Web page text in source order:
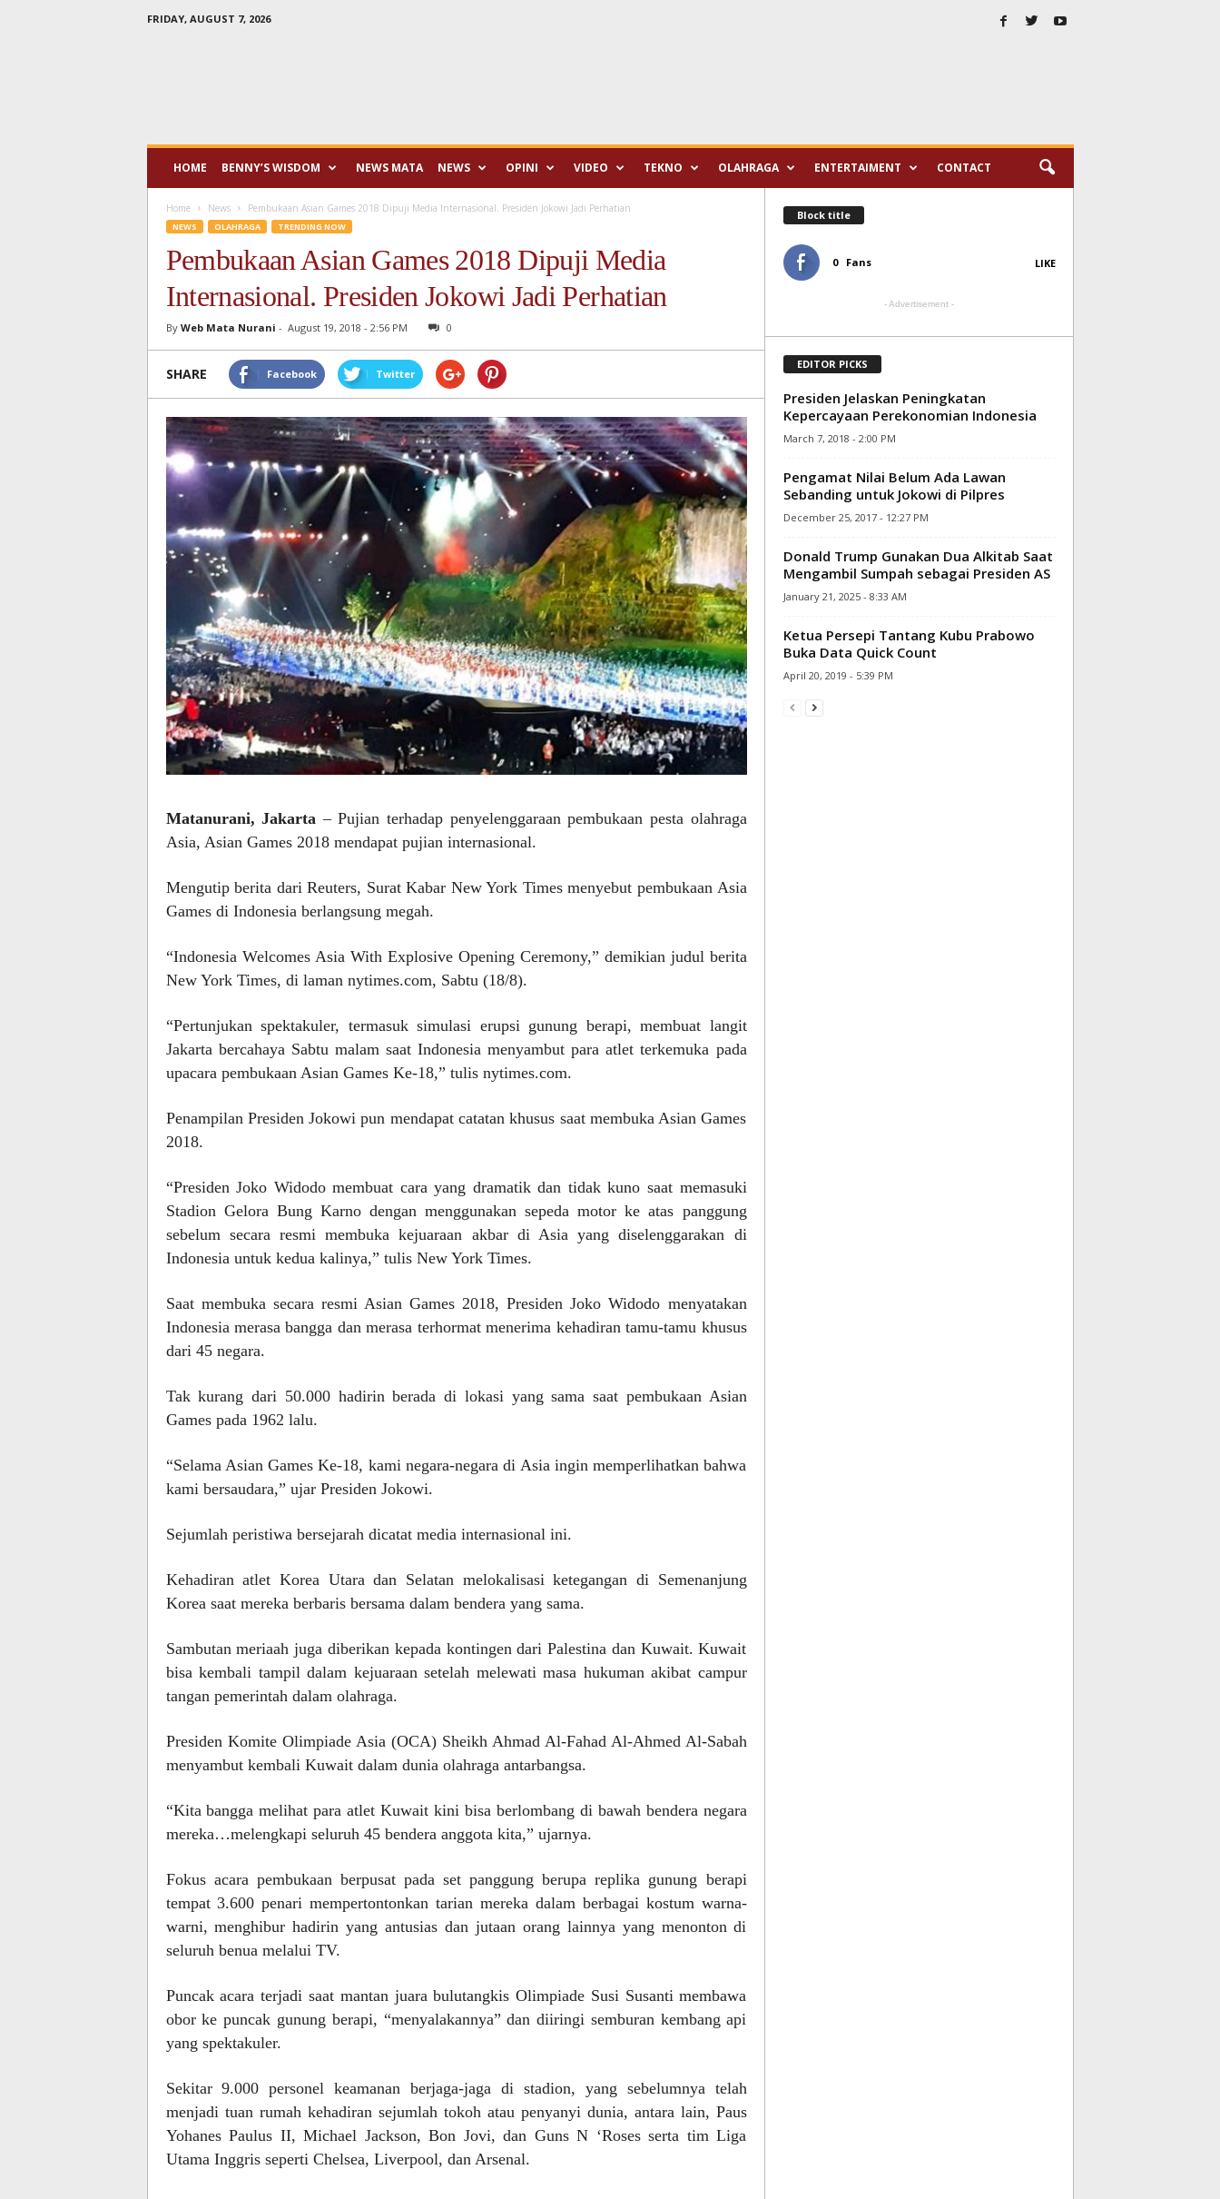
FRIDAY, AUGUST 7, 2026
HOME BENNY’S WISDOM NEWS MATA NEWS OPINI VIDEO TEKNO OLAHRAGA ENTERTAIMENT CONTACT
Home News Pembukaan Asian Games 2018 Dipuji Media Internasional. Presiden Jokowi Jadi Perhatian
NEWS OLAHRAGA TRENDING NOW
Pembukaan Asian Games 2018 Dipuji Media
Internasional. Presiden Jokowi Jadi Perhatian
By Web Mata Nurani - August 19, 2018 - 2:56 PM 0
SHARE Facebook Twitter
Matanurani, Jakarta – Pujian terhadap penyelenggaraan pembukaan pesta olahraga
Asia, Asian Games 2018 mendapat pujian internasional.
Mengutip berita dari Reuters, Surat Kabar New York Times menyebut pembukaan Asia
Games di Indonesia berlangsung megah.
“Indonesia Welcomes Asia With Explosive Opening Ceremony,” demikian judul berita
New York Times, di laman nytimes.com, Sabtu (18/8).
“Pertunjukan spektakuler, termasuk simulasi erupsi gunung berapi, membuat langit
Jakarta bercahaya Sabtu malam saat Indonesia menyambut para atlet terkemuka pada
upacara pembukaan Asian Games Ke-18,” tulis nytimes.com.
Penampilan Presiden Jokowi pun mendapat catatan khusus saat membuka Asian Games
2018.
“Presiden Joko Widodo membuat cara yang dramatik dan tidak kuno saat memasuki
Stadion Gelora Bung Karno dengan menggunakan sepeda motor ke atas panggung
sebelum secara resmi membuka kejuaraan akbar di Asia yang diselenggarakan di
Indonesia untuk kedua kalinya,” tulis New York Times.
Saat membuka secara resmi Asian Games 2018, Presiden Joko Widodo menyatakan
Indonesia merasa bangga dan merasa terhormat menerima kehadiran tamu-tamu khusus
dari 45 negara.
Tak kurang dari 50.000 hadirin berada di lokasi yang sama saat pembukaan Asian
Games pada 1962 lalu.
“Selama Asian Games Ke-18, kami negara-negara di Asia ingin memperlihatkan bahwa
kami bersaudara,” ujar Presiden Jokowi.
Sejumlah peristiwa bersejarah dicatat media internasional ini.
Kehadiran atlet Korea Utara dan Selatan melokalisasi ketegangan di Semenanjung
Korea saat mereka berbaris bersama dalam bendera yang sama.
Sambutan meriaah juga diberikan kepada kontingen dari Palestina dan Kuwait. Kuwait
bisa kembali tampil dalam kejuaraan setelah melewati masa hukuman akibat campur
tangan pemerintah dalam olahraga.
Presiden Komite Olimpiade Asia (OCA) Sheikh Ahmad Al-Fahad Al-Ahmed Al-Sabah
menyambut kembali Kuwait dalam dunia olahraga antarbangsa.
“Kita bangga melihat para atlet Kuwait kini bisa berlombang di bawah bendera negara
mereka…melengkapi seluruh 45 bendera anggota kita,” ujarnya.
Fokus acara pembukaan berpusat pada set panggung berupa replika gunung berapi
tempat 3.600 penari mempertontonkan tarian mereka dalam berbagai kostum warna-
warni, menghibur hadirin yang antusias dan jutaan orang lainnya yang menonton di
seluruh benua melalui TV.
Puncak acara terjadi saat mantan juara bulutangkis Olimpiade Susi Susanti membawa
obor ke puncak gunung berapi, “menyalakannya” dan diiringi semburan kembang api
yang spektakuler.
Sekitar 9.000 personel keamanan berjaga-jaga di stadion, yang sebelumnya telah
menjadi tuan rumah kehadiran sejumlah tokoh atau penyanyi dunia, antara lain, Paus
Yohanes Paulus II, Michael Jackson, Bon Jovi, dan Guns N ‘Roses serta tim Liga
Utama Inggris seperti Chelsea, Liverpool, dan Arsenal.
Block title
0 Fans LIKE
- Advertisement -
EDITOR PICKS
Presiden Jelaskan Peningkatan
Kepercayaan Perekonomian Indonesia
March 7, 2018 - 2:00 PM
Pengamat Nilai Belum Ada Lawan
Sebanding untuk Jokowi di Pilpres
December 25, 2017 - 12:27 PM
Donald Trump Gunakan Dua Alkitab Saat
Mengambil Sumpah sebagai Presiden AS
January 21, 2025 - 8:33 AM
Ketua Persepi Tantang Kubu Prabowo
Buka Data Quick Count
April 20, 2019 - 5:39 PM